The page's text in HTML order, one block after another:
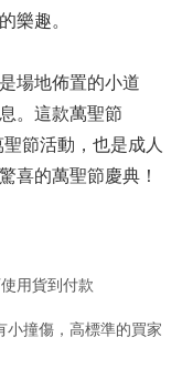
樂趣。
場地佈置的小道
。這款萬聖節
節活動，也是成人
喜的萬聖節慶典！
用貨到付款
小撞傷，高標準的買家